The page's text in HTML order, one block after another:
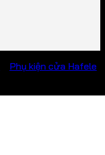
Phụ kiện cửa Hafele